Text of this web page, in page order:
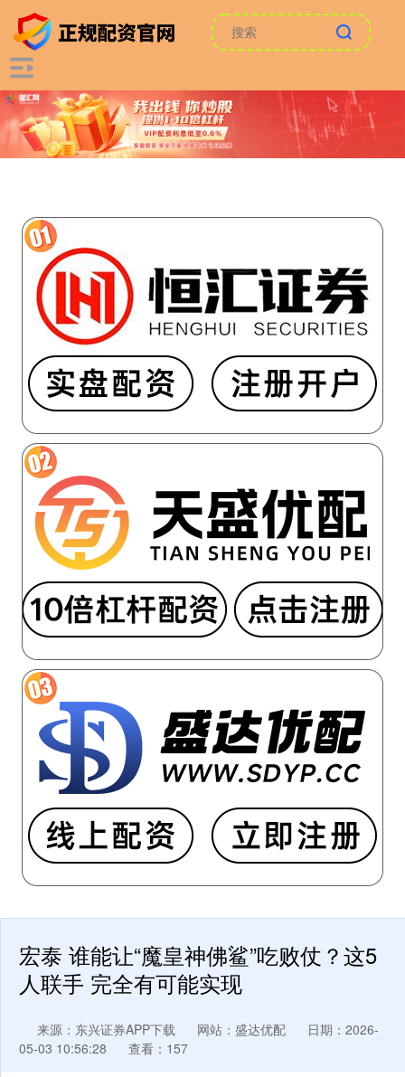
宏泰 谁能让“魔皇神佛鲨”吃败仗？这5
人联手 完全有可能实现
来源：东兴证券APP下载 网站：盛达优配
日期：2026-
05-03 10:56:28
查看：157